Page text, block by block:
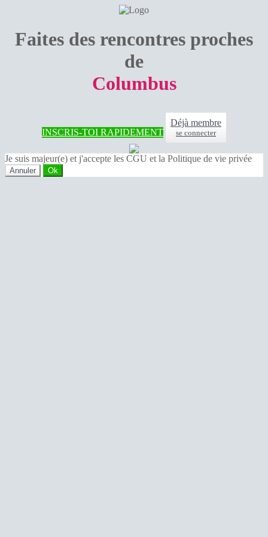
Faites des rencontres proches
de
Columbus
INSCRIS-TOI RAPIDEMENT
Déjà membre
se connecter
Je suis majeur(e) et j'accepte les CGU et la Politique de vie privée
Annuler Ok